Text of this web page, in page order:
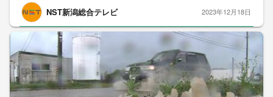
NST新潟総合テレビ 2023年12月18日